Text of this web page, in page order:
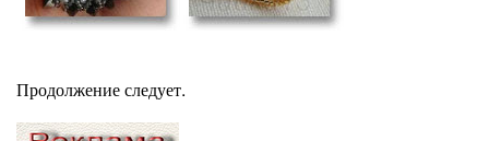
Продолжение следует.